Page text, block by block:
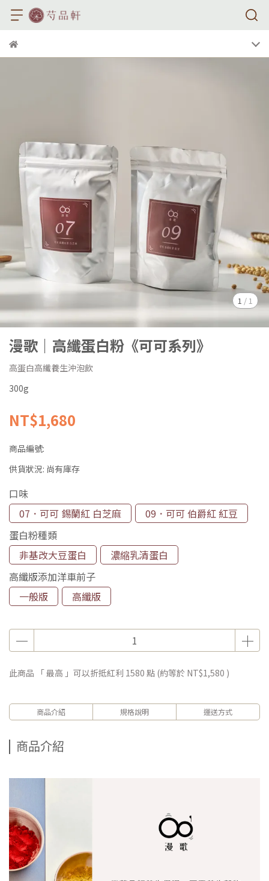
1 / 1
漫歌｜高纖蛋白粉《可可系列》
高蛋白高纖養生沖泡飲
300g
NT$1,680
商品編號:
供貨狀況: 尚有庫存
口味
07．可可 錫蘭紅 白芝麻
09．可可 伯爵紅 紅豆
蛋白粉種類
非基改大豆蛋白
濃縮乳清蛋白
高纖版添加洋車前子
一般版
高纖版
此商品 「 最高 」可以折抵紅利 1580 點 (約等於 NT$1,580 )
商品介紹 規格說明 運送方式
商品介紹